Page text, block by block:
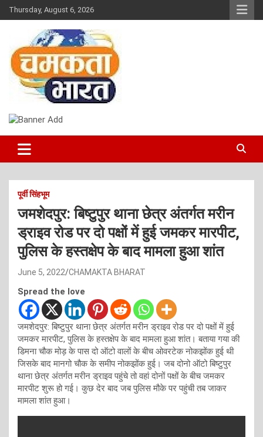
Skip
to
Thursday, August 6, 2026
CHAMAKTA BHARAT
पूर्वी सिंहभूम
जमशेदपुर: बिष्टुपुर थाना छेत्र अंतर्गत मरीन
ड्राइव रोड पर दो पक्षों में हुई जमकर मारपीट,
पुलिस के हस्तक्षेप के बाद मामला हुआ शांत
June 5, 2022 CHAMAKTA BHARAT
Spread the love
जमशेदपुर: बिष्टुपुर थाना छेत्र अंतर्गत मरीन ड्राइव रोड पर दो पक्षों में हुई
जमकर मारपीट, पुलिस के हस्तक्षेप के बाद मामला हुआ शांत। बताया गया की
डिमना चौक मोड़ के पास दो ऑटो वालों के बीच ओवरटेक नोकझोंक हुई थी
जिसके बाद मानगो चौक के समीप नोकझोंक हुई। जब दोनो ऑटो बिष्टुपुर
थाना छेत्र अंतर्गत मरीन ड्राइव पहुंचे तो वहां दोनों पक्षों के बीच जमकर
मारपीट शुरू हो गई। कुछ देर बाद जब पुलिस मौके पर पहुंची तब जाकर
मामला शांत हुआ।